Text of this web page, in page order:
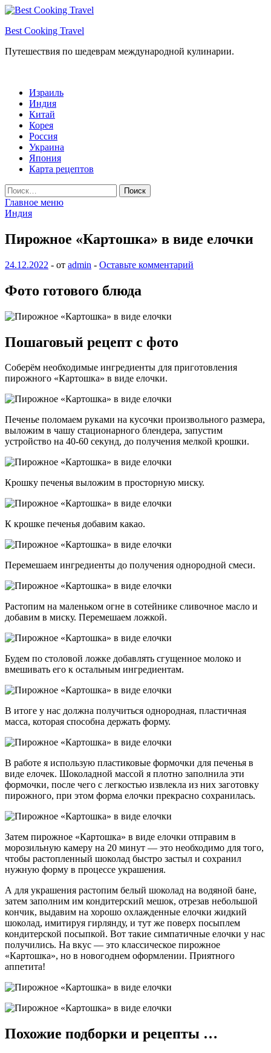
Перейти
содержимому
Best Cooking Travel
Путешествия по шедеврам международной кулинарии.
Израиль
Индия
Китай
Корея
Россия
Украина
Япония
Карта рецептов
Найти:
Главное меню
Индия
Пирожное «Картошка» в виде елочки
24.12.2022 - от admin - Оставьте комментарий
Фото готового блюда
Пошаговый рецепт с фото
Соберём необходимые ингредиенты для приготовления
пирожного «Картошка» в виде елочки.
Печенье поломаем руками на кусочки произвольного размера,
выложим в чашу стационарного блендера, запустим
устройство на 40-60 секунд, до получения мелкой крошки.
Крошку печенья выложим в просторную миску.
К крошке печенья добавим какао.
Перемешаем ингредиенты до получения однородной смеси.
Растопим на маленьком огне в сотейнике сливочное масло и
добавим в миску. Перемешаем ложкой.
Будем по столовой ложке добавлять сгущенное молоко и
вмешивать его к остальным ингредиентам.
В итоге у нас должна получиться однородная, пластичная
масса, которая способна держать форму.
В работе я использую пластиковые формочки для печенья в
виде елочек. Шоколадной массой я плотно заполнила эти
формочки, после чего с легкостью извлекла из них заготовку
пирожного, при этом форма елочки прекрасно сохранилась.
Затем пирожное «Картошка» в виде елочки отправим в
морозильную камеру на 20 минут — это необходимо для того,
чтобы растопленный шоколад быстро застыл и сохранил
нужную форму в процессе украшения.
А для украшения растопим белый шоколад на водяной бане,
затем заполним им кондитерский мешок, отрезав небольшой
кончик, выдавим на хорошо охлажденные елочки жидкий
шоколад, имитируя гирлянду, и тут же поверх посыплем
кондитерской посыпкой. Вот такие симпатичные елочки у нас
получились. На вкус — это классическое пирожное
«Картошка», но в новогоднем оформлении. Приятного
аппетита!
Похожие подборки и рецепты …